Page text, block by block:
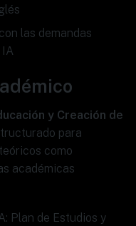
las demandas
y Creación de
para
como
académicas
Plan de Estudios y